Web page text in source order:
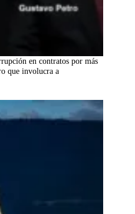
en contratos por más
que involucra a